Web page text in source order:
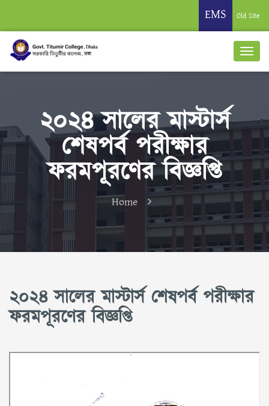
EMS Old Site
২০২৪ সালের মাস্টার্স
শেষপর্ব পরীক্ষার
ফরমপূরণের বিজ্ঞপ্তি
Home
২০২৪ সালের মাস্টার্স শেষপর্ব পরীক্ষার
ফরমপূরণের বিজ্ঞপ্তি